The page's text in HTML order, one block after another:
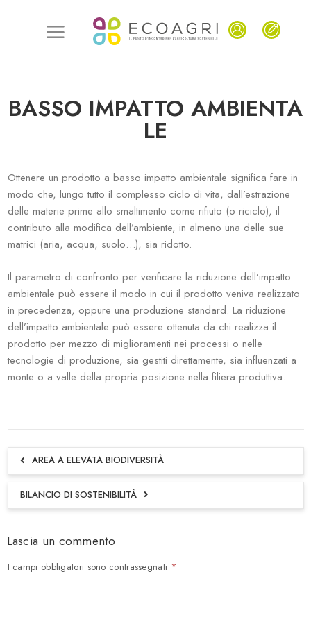
BASSO IMPATTO AMBIENTA
LE
Ottenere un prodotto a basso impatto ambientale significa fare in
modo che, lungo tutto il complesso ciclo di vita, dall’estrazione
delle materie prime allo smaltimento come rifiuto (o riciclo), il
contributo alla modifica dell’ambiente, in almeno una delle sue
matrici (aria, acqua, suolo…), sia ridotto.
Il parametro di confronto per verificare la riduzione dell’impatto
ambientale può essere il modo in cui il prodotto veniva realizzato
in precedenza, oppure una produzione standard. La riduzione
dell’impatto ambientale può essere ottenuta da chi realizza il
prodotto per mezzo di miglioramenti nei processi o nelle
tecnologie di produzione, sia gestiti direttamente, sia influenzati a
monte o a valle della propria posizione nella filiera produttiva.
AREA A ELEVATA BIODIVERSITÀ
BILANCIO DI SOSTENIBILITÀ
Lascia un commento
I campi obbligatori sono contrassegnati *